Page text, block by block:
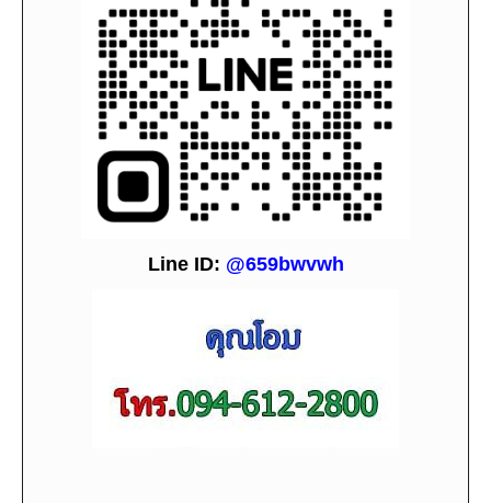
Line ID: @659bwvwh